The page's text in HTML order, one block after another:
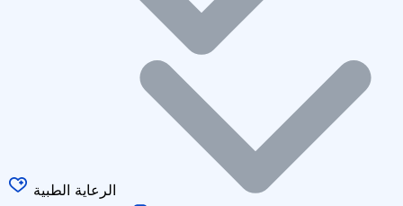
الرعاية الطبية